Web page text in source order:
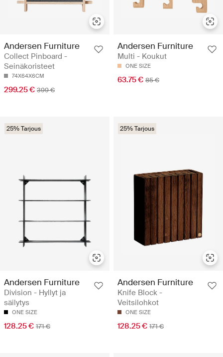
Andersen Furniture
Collect Pinboard -
Seinäkoristeet
74X64X6CM
299.25 € 399 €
Andersen Furniture
Multi - Koukut
ONE SIZE
63.75 € 85 €
25% Tarjous
Andersen Furniture
Division - Hyllyt ja
säilytys
ONE SIZE
128.25 € 171 €
25% Tarjous
Andersen Furniture
Knife Block -
Veitsilohkot
ONE SIZE
128.25 € 171 €